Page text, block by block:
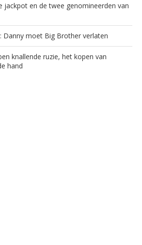
jackpot en de twee genomineerden van
Danny moet Big Brother verlaten
knallende ruzie, het kopen van
hand